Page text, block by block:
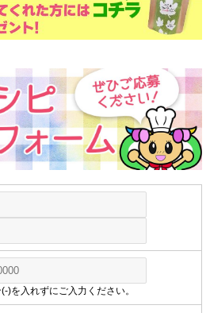
)を入れずにご入力ください。